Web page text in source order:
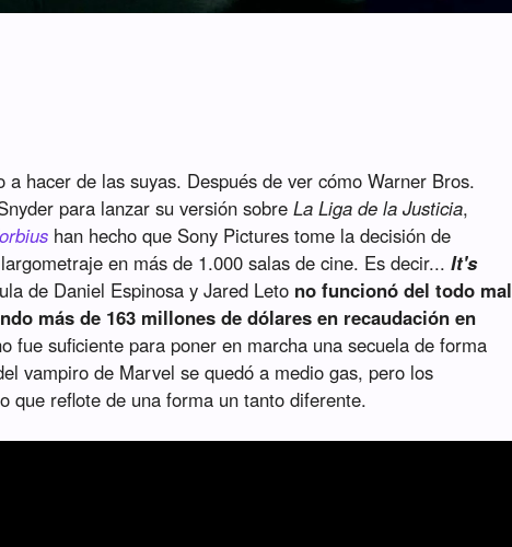
a hacer de las suyas. Después de ver cómo Warner Bros.
para lanzar su versión sobreLa Liga de la Justicia,
han hecho que Sony Pictures tome la decisión de
en más de 1.000 salas de cine. Es decir...It's
de Daniel Espinosa y Jared Leto no funcionó del todo mal
más de 163 millones de dólares en recaudación en
fue suficiente para poner en marcha una secuela de forma
vampiro de Marvel se quedó a medio gas, pero los
que reflote de una forma un tanto diferente.